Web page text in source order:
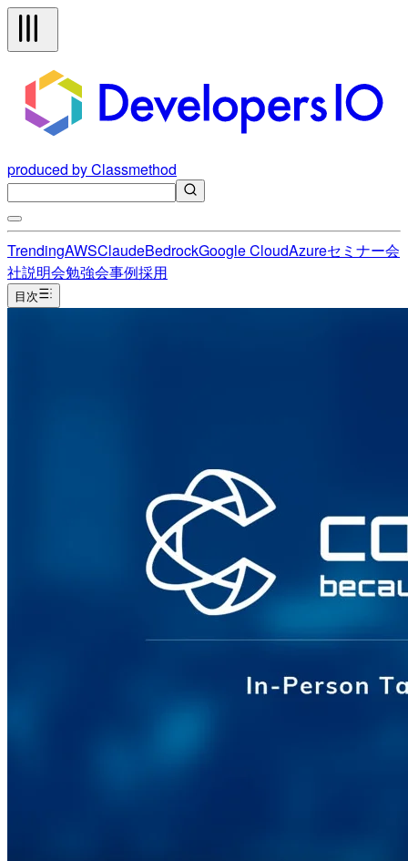
produced by Classmethod
TrendingAWSClaudeBedrockGoogle CloudAzureセミナー会
社説明会勉強会事例採用
目次